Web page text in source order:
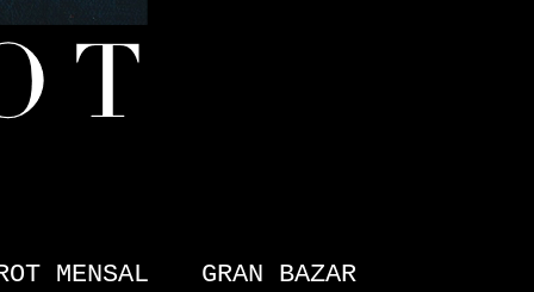
MENSAL GRAN BAZAR